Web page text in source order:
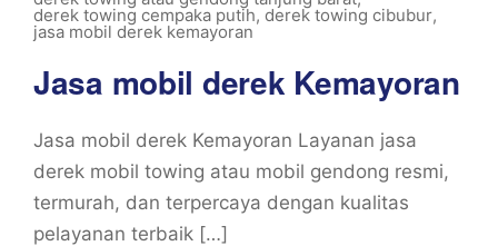
derek towing cempaka putih, derek towing cibubur,
jasa mobil derek kemayoran
Jasa mobil derek Kemayoran
Jasa mobil derek Kemayoran Layanan jasa
derek mobil towing atau mobil gendong resmi,
termurah, dan terpercaya dengan kualitas
pelayanan terbaik […]